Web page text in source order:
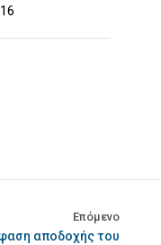
Επόμενο
αποδοχής του